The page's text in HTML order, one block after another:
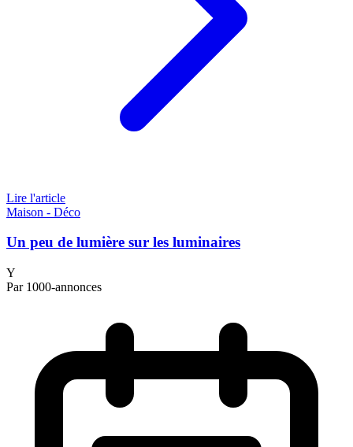
Lire l'article
Maison - Déco
Un peu de lumière sur les luminaires
Y
Par 1000-annonces